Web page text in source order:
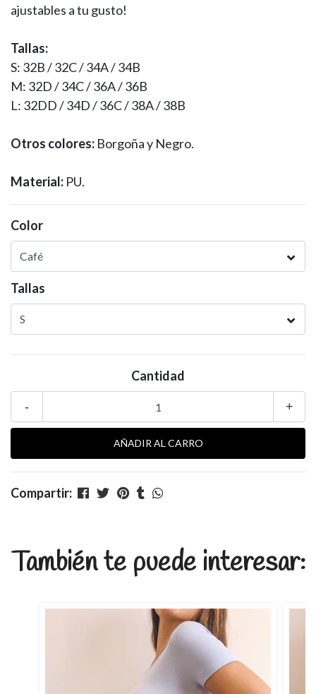
ajustables a tu gusto!
Tallas:
S: 32B / 32C / 34A / 34B
M: 32D / 34C / 36A / 36B
L: 32DD / 34D / 36C / 38A / 38B
Otros colores: Borgoña y Negro.
Material: PU.
Color
Tallas
Cantidad
+
-
Compartir:
También te puede interesar: